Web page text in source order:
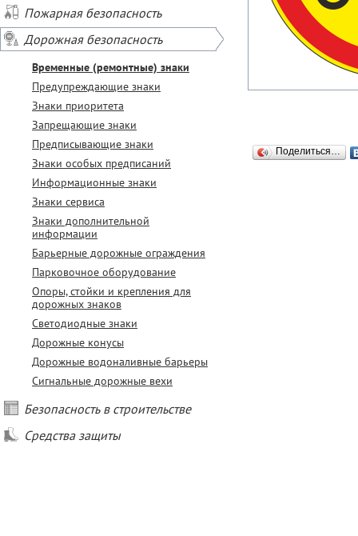
Пожарная безопасность
Дорожная безопасность
Временные (ремонтные) знаки
Предупреждающие знаки
Знаки приоритета
Запрещающие знаки
Предписывающие знаки
Знаки особых предписаний
Информационные знаки
Знаки сервиса
Знаки дополнительной
информации
Барьерные дорожные ограждения
Парковочное оборудование
Опоры, стойки и крепления для
дорожных знаков
Светодиодные знаки
Дорожные конусы
Дорожные водоналивные барьеры
Сигнальные дорожные вехи
Безопасность в строительстве
Средства защиты
Поделиться…